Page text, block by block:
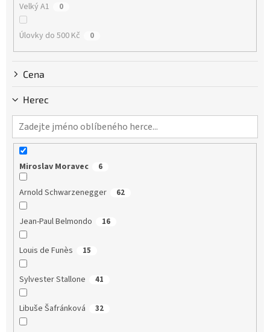
Velký A1 0
Úlovky do 500 Kč 0
Cena
Herec
Miroslav Moravec 6
Arnold Schwarzenegger 62
Jean-Paul Belmondo 16
Louis de Funès 15
Sylvester Stallone 41
Libuše Šafránková 32